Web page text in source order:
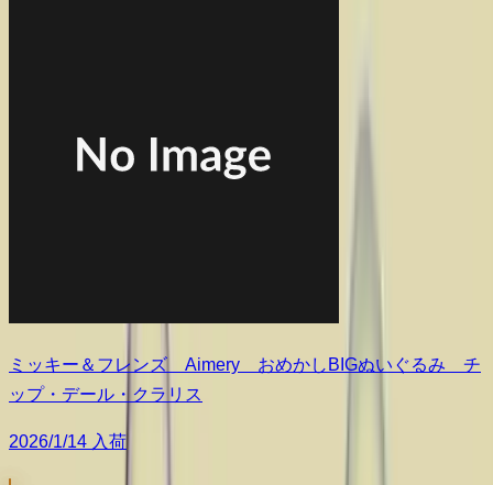
ミッキー＆フレンズ Aimery おめかしBIGぬいぐるみ チ
ップ・デール・クラリス
2026/1/14 入荷